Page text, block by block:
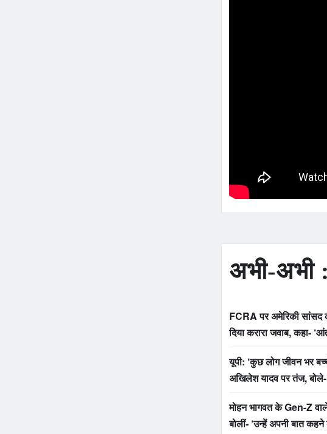
अभी-अभी :
FCRA पर अमेरिकी सांसद
दिया करारा जवाब, कहा-
यूपी: ‘कुछ लोग जीवन भर
अखिलेश यादव पर तंज,
मोहन भागवत के Gen-Z
बोलीं- ‘उन्हें अपनी बात